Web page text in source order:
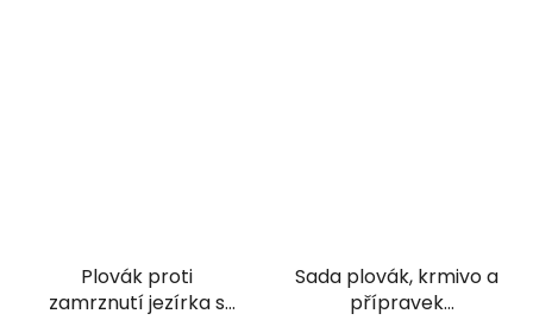
Plovák proti
zamrznutí jezírka s
Sada plovák, krmivo a
přípravek